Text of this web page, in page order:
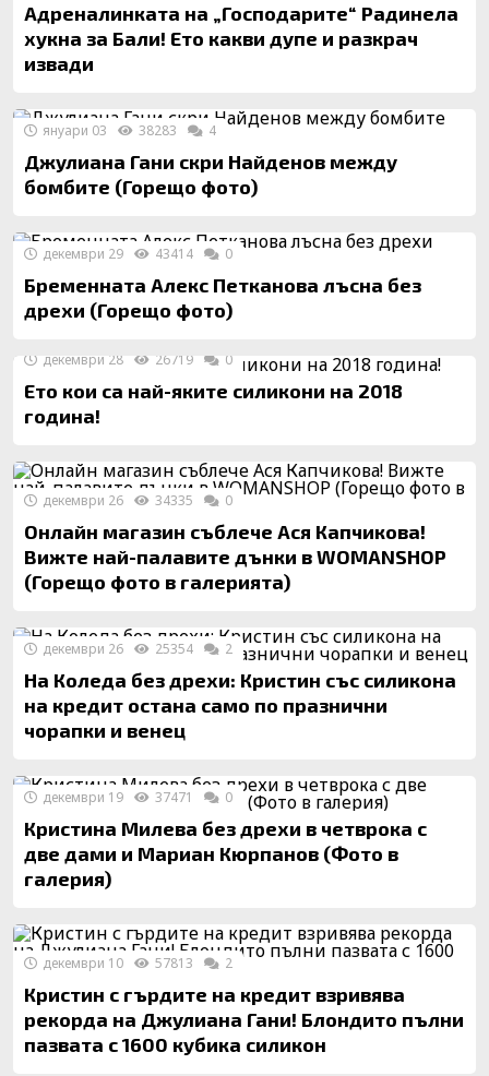
Адреналинката на „Господарите“ Радинела
хукна за Бали! Ето какви дупе и разкрач
извади
Джулиана Гани скри Найденов между
бомбите (Горещо фото)
януари 03 38283 4
Бременната Алекс Петканова лъсна без
дрехи (Горещо фото)
декември 29 43414 0
Ето кои са най-яките силикони на 2018
година!
декември 28 26719 0
Онлайн магазин съблече Ася Капчикова!
Вижте най-палавите дънки в WOMANSHOP
(Горещо фото в галерията)
декември 26 34335 0
На Коледа без дрехи: Кристин със силикона
на кредит остана само по празнични
чорапки и венец
декември 26 25354 2
Кристина Милева без дрехи в четврока с
две дами и Мариан Кюрпанов (Фото в
галерия)
декември 19 37471 0
Кристин с гърдите на кредит взривява
рекорда на Джулиана Гани! Блондито пълни
пазвата с 1600 кубика силикон
декември 10 57813 2